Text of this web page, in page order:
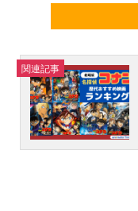
関連記事